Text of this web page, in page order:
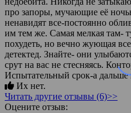
про запоры, мучающие её ночью. Кассир-отдельная
ненавидят все-постоянно
им тем же. Самая мелкая там- тумбочка, пытающаяся
похудеть, но вечно жующая
детектед. Знайте- они улыбаются вам в лицо, но за спиной
срут на вас не стесняясь. Контора-кидалово, будите пахать
Испытательный срок-а дальше
Их нет.
Читать другие отзывы (6)>>
Оцените отзыв: